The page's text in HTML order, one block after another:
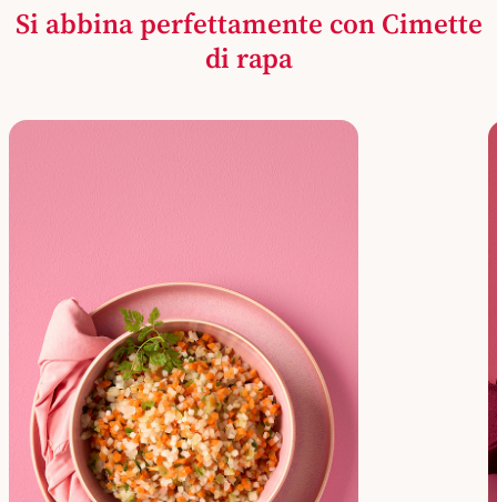
Si abbina perfettamente con Cimette
di rapa